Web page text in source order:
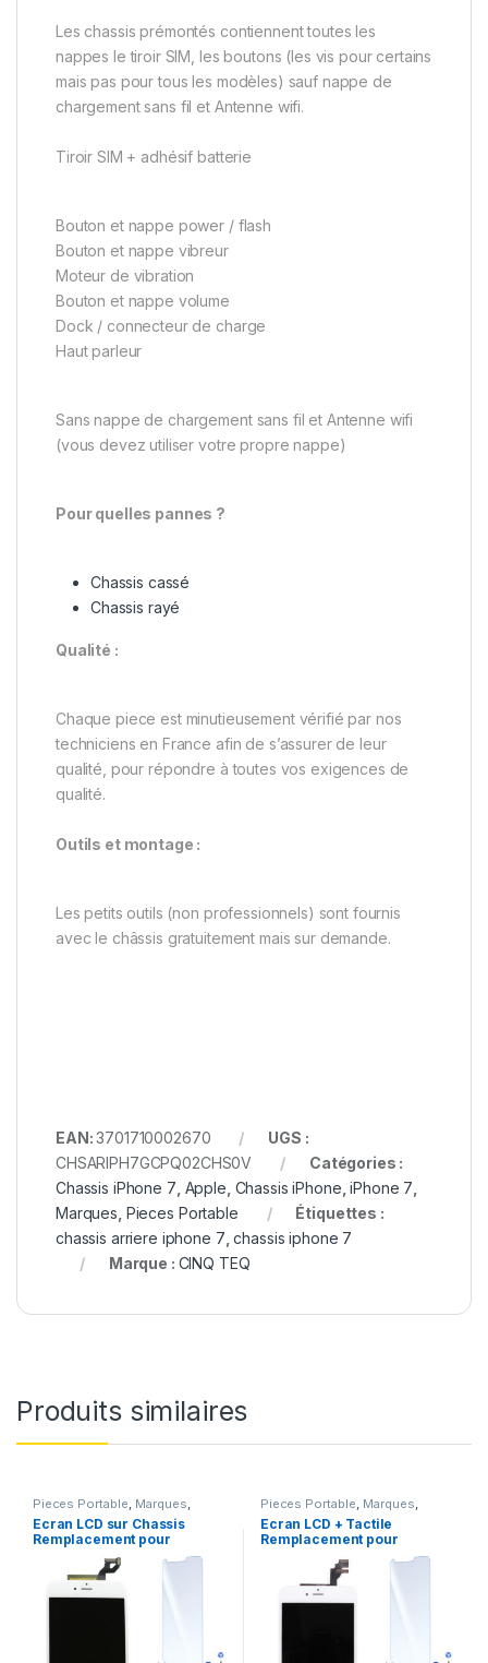
Les chassis prémontés contiennent toutes les
nappes le tiroir SIM, les boutons (les vis pour certains
mais pas pour tous les modèles) sauf nappe de
chargement sans fil et Antenne wifi.
Tiroir SIM + adhésif batterie
Bouton et nappe power / flash
Bouton et nappe vibreur
Moteur de vibration
Bouton et nappe volume
Dock / connecteur de charge
Haut parleur
Sans nappe de chargement sans fil et Antenne wifi
(vous devez utiliser votre propre nappe)
Pour quelles pannes ?
Chassis cassé
Chassis rayé
Qualité :
Chaque piece est minutieusement vérifié par nos
techniciens en France afin de s’assurer de leur
qualité, pour répondre à toutes vos exigences de
qualité.
Outils et montage :
Les petits outils (non professionnels) sont fournis
avec le châssis gratuitement mais sur demande.
EAN:3701710002670
UGS :
CHSARIPH7GCPQ02CHS0V
Catégories :
Chassis iPhone 7 Apple Chassis iPhone ,iPhone 7
Marques Pieces Portable
Étiquettes :
chassis arriere iphone 7 ,chassis iphone 7
Marque : CINQ TEQ
Produits similaires
Pieces Portable Marques
iPhone 6S Plus
Ecran LCD sur Chassis
Remplacement pour
iPhone 6S Plus Blanc
Pieces Portable Marques
iPhone 6 Plus
Ecran LCD + Tactile
Remplacement pour